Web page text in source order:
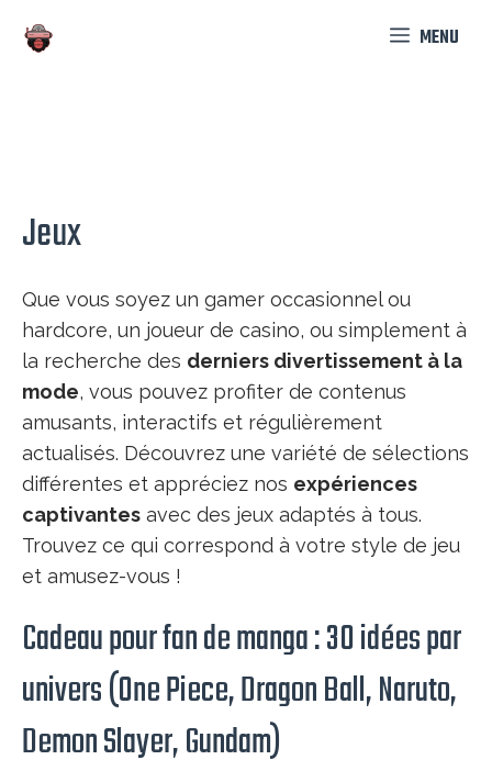
MENU
Jeux
Que vous soyez un gamer occasionnel ou
hardcore, un joueur de casino, ou simplement à
la recherche des derniers divertissement à la
mode, vous pouvez profiter de contenus
amusants, interactifs et régulièrement
actualisés. Découvrez une variété de sélections
différentes et appréciez nos expériences
captivantes avec des jeux adaptés à tous.
Trouvez ce qui correspond à votre style de jeu
et amusez-vous !
Cadeau pour fan de manga : 30 idées par
univers (One Piece, Dragon Ball, Naruto,
Demon Slayer, Gundam)